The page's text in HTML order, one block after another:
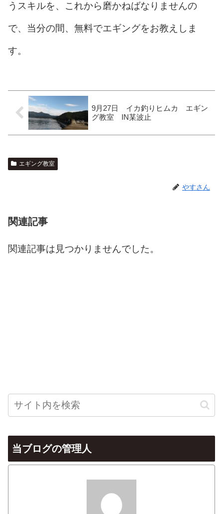
うスキルを、これから磨かねばなりませんの
で、当分の間、無料でエギングをお教えしま
す。
9月27日 イカ釣りヒムカ エギン
グ教室 IN某波止
エギング教室
やすさん
関連記事
関連記事は見つかりませんでした。
当ブログの管理人